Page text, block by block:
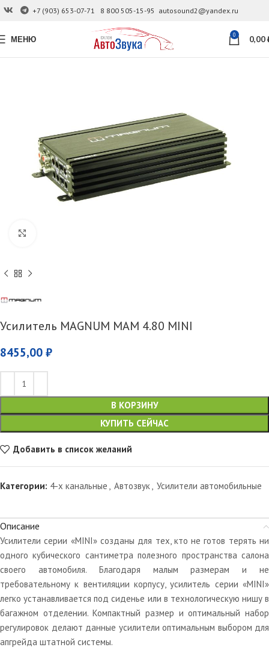
+7 (903) 653-07-71 8 800 505-15-95 autosound2@yandex.ru
МЕНЮ 0 0,00
Усилитель MAGNUM MAM 4.80 MINI
8455,00 ₽
В КОРЗИНУ
КУПИТЬ СЕЙЧАС
Добавить в список желаний
Категории: 4-х канальные Автозвук Усилители автомобильные
Описание
Усилители серии «MINI» созданы для тех, кто не готов терять ни
одного кубического сантиметра полезного пространства салона
своего автомобиля. Благодаря малым размерам и не
требовательному к вентиляции корпусу, усилитель серии «MINI»
легко устанавливается под сиденье или в технологическую нишу в
багажном отделении. Компактный размер и оптимальный набор
регулировок делают данные усилители оптимальным выбором для
апгрейда штатной системы.